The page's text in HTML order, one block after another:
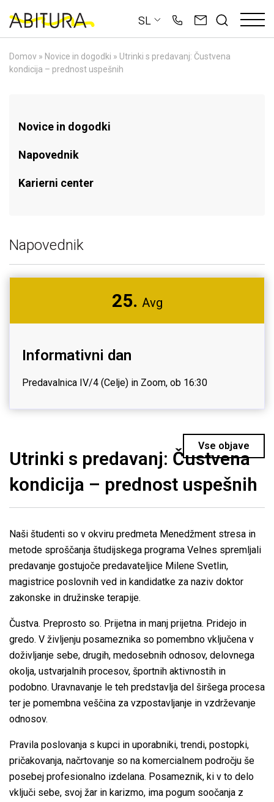
content
SL
Domov » Novice in dogodki » Utrinki s predavanj: Čustvena
kondicija – prednost uspešnih
Novice in dogodki
Napovednik
Karierni center
Napovednik
25. Avg
Informativni dan
Predavalnica IV/4 (Celje) in Zoom, ob 16:30
Vse objave
Utrinki s predavanj: Čustvena
kondicija – prednost uspešnih
Naši študenti so v okviru predmeta Menedžment stresa in
metode sproščanja študijskega programa Velnes spremljali
predavanje gostujoče predavateljice Milene Svetlin,
magistrice poslovnih ved in kandidatke za naziv doktor
zakonske in družinske terapije.
Čustva. Preprosto so. Prijetna in manj prijetna. Pridejo in
gredo. V življenju posameznika so pomembno vključena v
doživljanje sebe, drugih, medosebnih odnosov, delovnega
okolja, ustvarjalnih procesov, športnih aktivnostih in
podobno. Uravnavanje le teh predstavlja del širšega procesa
ter je pomembna veščina za vzpostavljanje in vzdrževanje
odnosov.
Pravila poslovanja s kupci in uporabniki, trendi, postopki,
pričakovanja, načrtovanje so na komercialnem področju še
posebej profesionalno izdelana. Posameznik, ki v to delo
vključi sebe, svoj žar in karizmo, ima pogum soočanja z